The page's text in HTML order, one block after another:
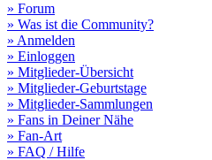
» Forum
» Was ist die Community?
» Anmelden
» Einloggen
» Mitglieder-Übersicht
» Mitglieder-Geburtstage
» Mitglieder-Sammlungen
» Fans in Deiner Nähe
» Fan-Art
» FAQ / Hilfe